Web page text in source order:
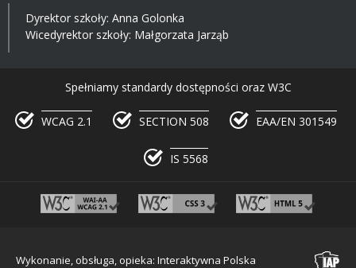
Dyrektor szkoły: Anna Golonka
Wicedyrektor szkoły: Małgorzata Jarząb
Spełniamy standardy dostępności oraz W3C
WCAG 2.1 SECTION 508 EAA/EN 301549
IS 5568
Wykonanie, obsługa, opieka: Interaktywna Polska